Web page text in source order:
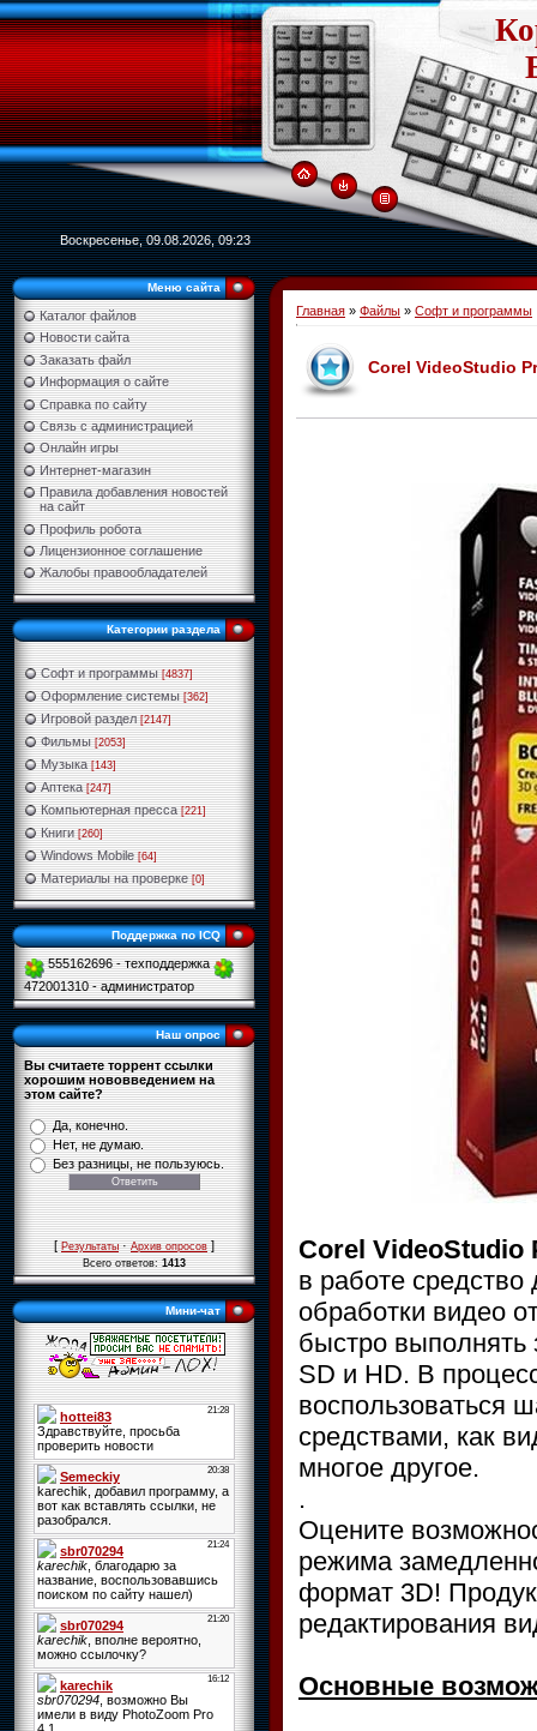
Воскресенье, 09.08.2026, 09:23
Меню сайта
Каталог файлов
Новости сайта
Заказать файл
Информация о сайте
Справка по сайту
Связь с администрацией
Онлайн игры
Интернет-магазин
Правила добавления новостей
на сайт
Профиль робота
Лицензионное соглашение
Жалобы правообладателей
Категории раздела
Софт и программы [4837]
Оформление системы [362]
Игровой раздел [2147]
Фильмы [2053]
Музыка [143]
Аптека [247]
Компьютерная пресса [221]
Книги [260]
Windows Mobile [64]
Материалы на проверке [0]
Поддержка по ICQ
555162696 - техподдержка
472001310 - администратор
Наш опрос
Вы считаете торрент ссылки
хорошим нововведением на
этом сайте?
Да, конечно.
Нет, не думаю.
Без разницы, не пользуюсь.
[Результаты·Архив опросов]
Всего ответов:1413
Мини-чат
Главная » Файлы » Софт и программы
Corel VideoStudio
Corel VideoStudio
в работе
обработки видео
быстро выполнять
SD и HD. В
воспользоваться
средствами, как
многое другое.
.
Оцените
режима
формат 3D!
редактирования
Основные